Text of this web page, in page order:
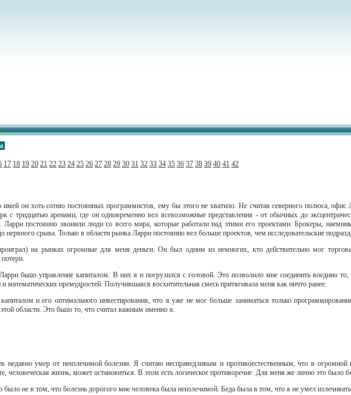
17 18 19 20 21 22 23 24 25 26 27 28 29 30 31 32 33 34 35 36 37 38 39 40 41 42
он хоть сотню постоянных программистов, ему бы этого не хватило. Не считая северного полюса,
с тридцатью аренами, где он одновременно вел всевозможные представления - от обычных до
постоянно звонили люди со всего мира, которые работали над этими его проектами. Брокеры,
нервного срыва. Только в области рынка Ларри постоянно вел больше проектов, чем исследовательские
на рынках огромные для меня деньги. Он был одним из немногих, кто действительно мог
бьшо управление капиталом. В них я и погрузился с головой. Это позволило мне соединить воедино
и математических премудростей. Получившаяся восхитительная смесь притягивала меня как ничто ранее.
и его оптимального инвестирования, что я уже не мог больше заниматься только
области. Это бьшо то, что считал важным именно я.
недавно умер от неизлечимой болезни. Я считаю несправедливым и противоестественным, что в огромной
человеческая жизнь, может остановиться. В этом есть логическое противоречие. Для меня же лично это было
не в том, что болезнь дорогого мне человека была неизлечимой. Беда была в том, что я не умел